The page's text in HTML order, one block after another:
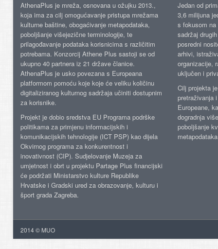
AthenaPlus je mreža, osnovana u ožujku 2013.,
koja ima za cilj omogućavanje pristupa mrežama
kulturne baštine, obogaćivanje metapodataka,
poboljšanje višejezične terminologije, te
prilagođavanje podataka korisnicima s različitim
potrebama. Konzorcij Athene Plus sastoji se od
ukupno 40 partnera iz 21 države članice.
AthenaPlus je usko povezana s Europeana
platformom pomoću koje koje će veliku količinu
digitaliziranog kulturnog sadržaja učiniti dostupnim
za korisnike.
Projekt je dobio sredstva EU Programa podrške
politikama za primjenu informacijskih i
komunikacijskih tehnologije (ICT PSP) kao dijela
Okvirnog programa za konkurentnost i
inovativnost (CIP). Sudjelovanje Muzeja za
umjetnost i obrt u projektu Partage Plus financijski
će podržati Ministarstvo kulture Republike
Hrvatske i Gradski ured za obrazovanje, kulturu i
šport grada Zagreba.
Jedan od
3,6 milijuna
s fokusom
sadržaj
posredni
arhivi,
organizacije,
uključen i
Cilj projekta
pretraživanja
Europeane,
dogradnja
poboljšanje
2014 © MUO